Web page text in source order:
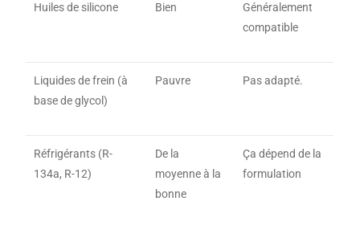
Huiles de silicone Bien
Généralement
compatible
Liquides de frein (à
base de glycol)
Pauvre Pas adapté.
Réfrigérants (R-
134a, R-12)
De la
moyenne à la
bonne
Ça dépend de la
formulation